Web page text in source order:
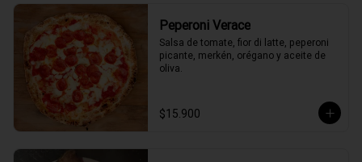
Peperoni Verace
Salsa de tomate, fior di latte, peperoni
picante, merkén, orégano y aceite de
oliva.
$15.900